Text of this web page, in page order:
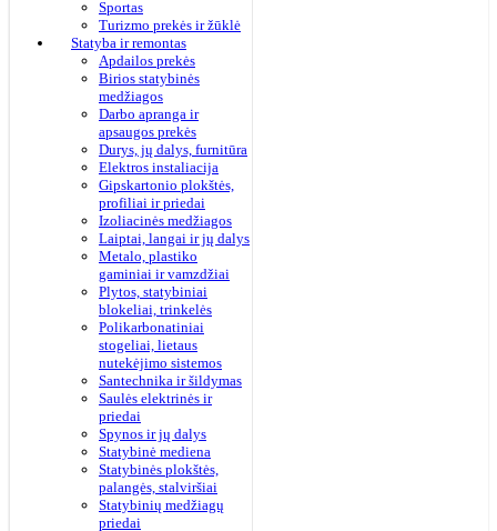
Sportas
Turizmo prekės ir žūklė
Statyba ir remontas
Apdailos prekės
Birios statybinės
medžiagos
Darbo apranga ir
apsaugos prekės
Durys, jų dalys, furnitūra
Elektros instaliacija
Gipskartonio plokštės,
profiliai ir priedai
Izoliacinės medžiagos
Laiptai, langai ir jų dalys
Metalo, plastiko
gaminiai ir vamzdžiai
Plytos, statybiniai
blokeliai, trinkelės
Polikarbonatiniai
stogeliai, lietaus
nutekėjimo sistemos
Santechnika ir šildymas
Saulės elektrinės ir
priedai
Spynos ir jų dalys
Statybinė mediena
Statybinės plokštės,
palangės, stalviršiai
Statybinių medžiagų
priedai